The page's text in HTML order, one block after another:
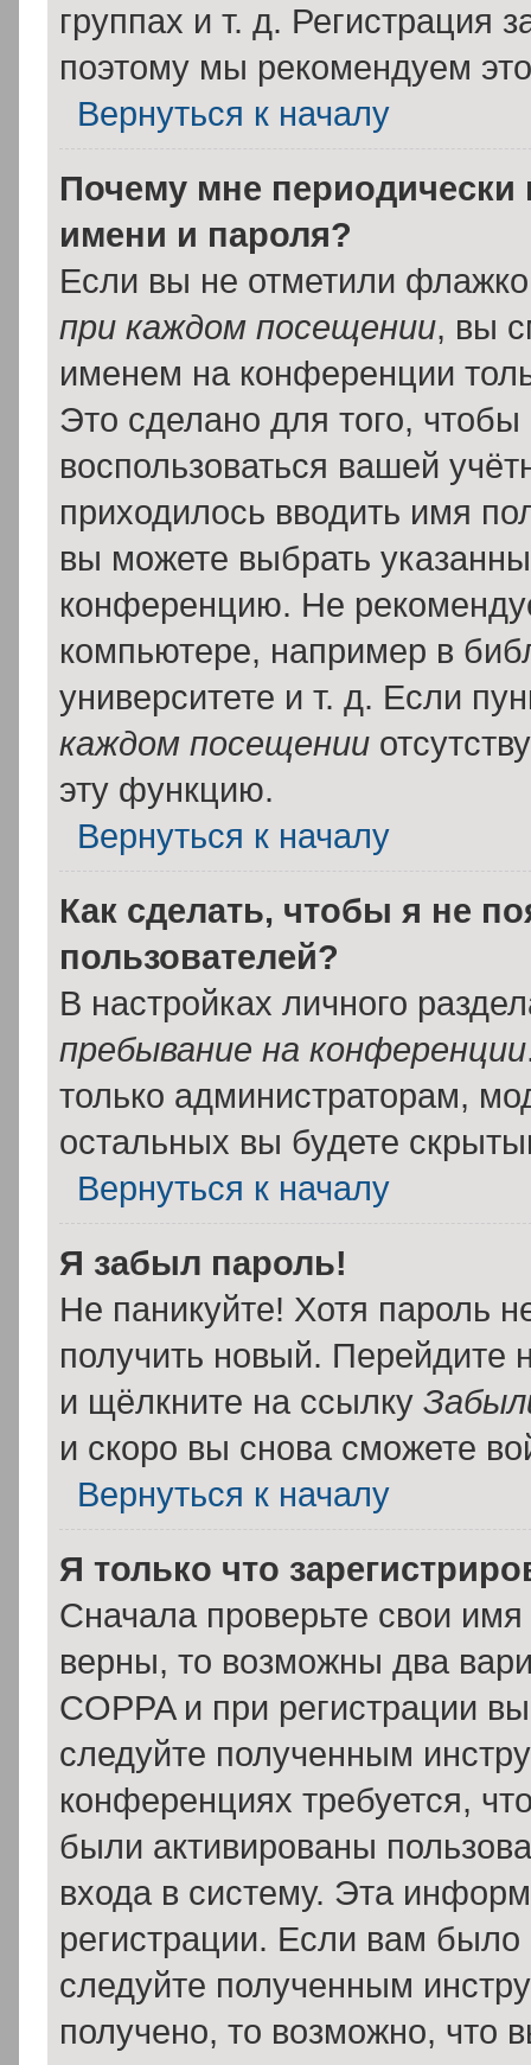
группах и т. д. Регистрация
поэтому мы рекомендуем
Вернуться к началу
Почему мне периодически
имени и пароля?
Если вы не отметили
при каждом посещении, вы
именем на конференции
Это сделано для того, чтобы
воспользоваться вашей
приходилось вводить имя
вы можете выбрать
конференцию. Не
компьютере, например в
университете и т. д. Если
каждом посещении
эту функцию.
Вернуться к началу
Как сделать, чтобы я не
пользователей?
В настройках личного
пребывание на конференции
только администраторам,
остальных вы будете
Вернуться к началу
Я забыл пароль!
Не паникуйте! Хотя пароль
получить новый. Перейдите
и щёлкните на ссылку
и скоро вы снова сможете
Вернуться к началу
Я только что
Сначала проверьте свои
верны, то возможны два
COPPA и при регистрации
следуйте полученным
конференциях требуется,
были активированы
входа в систему. Эта
регистрации. Если вам
следуйте полученным
получено, то возможно, что